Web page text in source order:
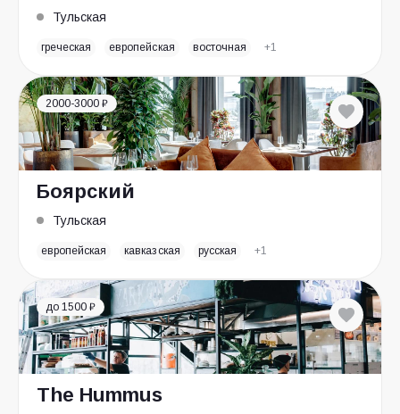
Тульская
греческая европейская восточная +1
2000-3000 ₽
Боярский
Тульская
европейская кавказская русская +1
до 1500 ₽
The Hummus